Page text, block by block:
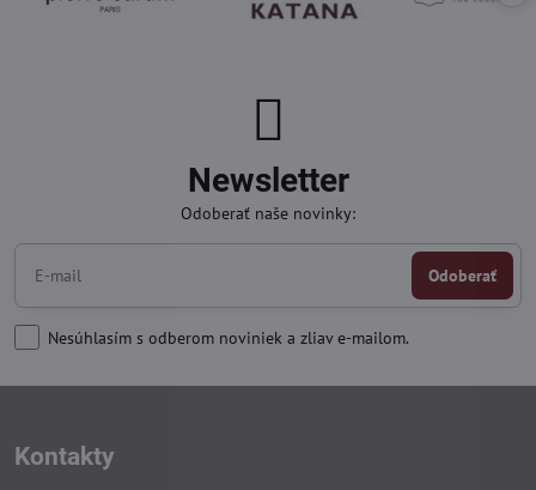
Newsletter
Odoberať naše novinky:
Odoberať
Nesúhlasím s odberom noviniek a zliav e-mailom.
Kontakty